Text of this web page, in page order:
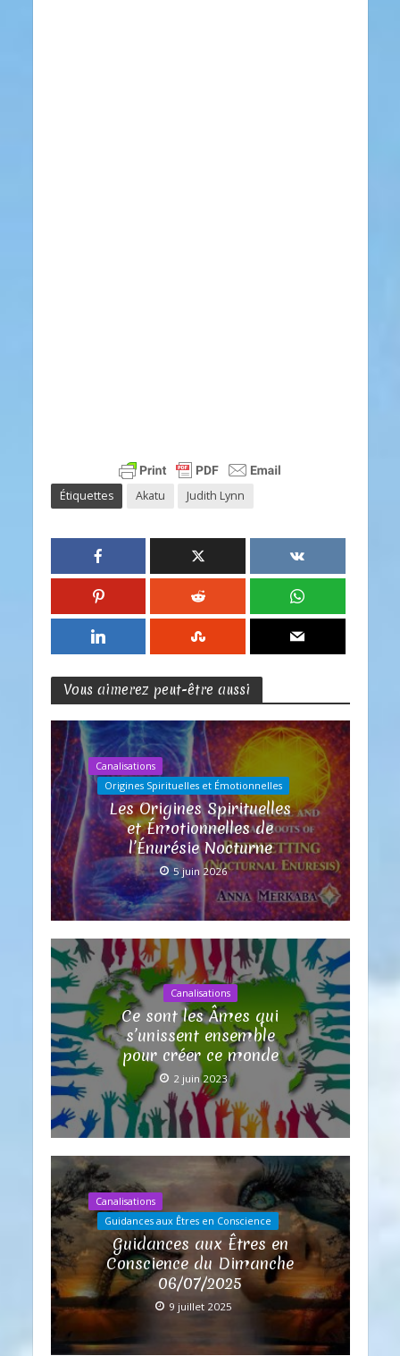
Étiquettes Akatu Judith Lynn
Vous aimerez peut-être aussi
Canalisations
Origines Spirituelles et Émotionnelles
Les Origines Spirituelles
et Émotionnelles de
l’Énurésie Nocturne
5 juin 2026
Canalisations
Ce sont les Âmes qui
s’unissent ensemble
pour créer ce monde
2 juin 2023
Canalisations
Guidances aux Êtres en Conscience
Guidances aux Êtres en
Conscience du Dimanche
06/07/2025
9 juillet 2025